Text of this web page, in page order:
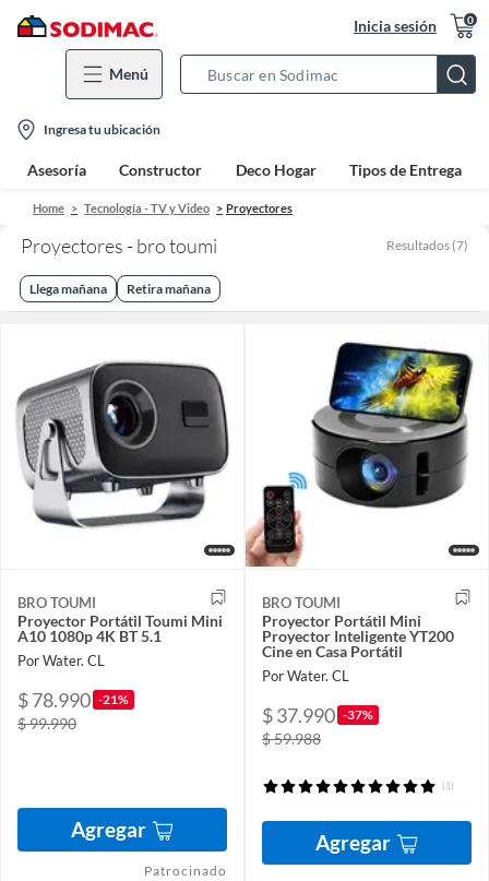
Inicia sesión 0
Menú
Bar
location-
icon
Ingresa tu ubicación
Asesoría Constructor Deco Hogar Tipos de Entrega
Home Tecnología - TV y Video Proyectores
Proyectores - bro toumi Resultados (7)
Llega mañana Retira mañana
BRO TOUMI
Proyector Portátil Toumi Mini
A10 1080p 4K BT 5.1
Por Water. CL
$ 78.990 -21%
$ 99.990
Agregar
Patrocinado
BRO TOUMI
Proyector Portátil Mini
Proyector Inteligente YT200
Cine en Casa Portátil
Por Water. CL
$ 37.990 -37%
$ 59.988
(1)
Agregar